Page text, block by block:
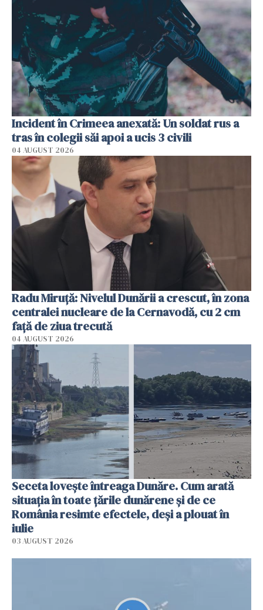
Incident în Crimeea anexată: Un soldat rus a
tras în colegii săi apoi a ucis 3 civili
04 AUGUST 2026
Radu Miruţă: Nivelul Dunării a crescut, în zona
centralei nucleare de la Cernavodă, cu 2 cm
faţă de ziua trecută
04 AUGUST 2026
Seceta lovește întreaga Dunăre. Cum arată
situația în toate țările dunărene și de ce
România resimte efectele, deși a plouat în
iulie
03 AUGUST 2026